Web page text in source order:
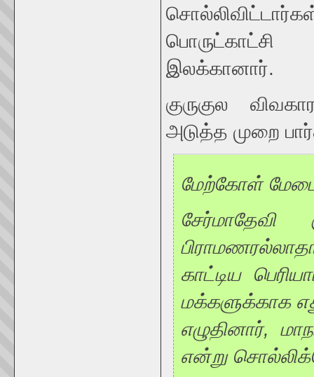
பொருட்காட்சி
இலக்கானார்.
குருகுல
அடுத்த முறை
மேற்கோள்
சேர்மாதேவி
காட்டிய
மக்களுக்காக
எழுதினார்,
என்று